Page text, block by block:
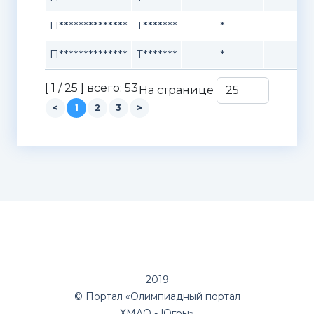
П************** Т******* *
П************** Т******* *
[ 1 / 25 ] всего: 53На странице
< 1 2 3 >
2019
© Портал «Олимпиадный портал